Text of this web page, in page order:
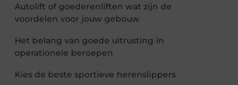
Autolift of goederenliften wat zijn de
voordelen voor jouw gebouw
Het belang van goede uitrusting in
operationele beroepen
Kies de beste sportieve herenslippers